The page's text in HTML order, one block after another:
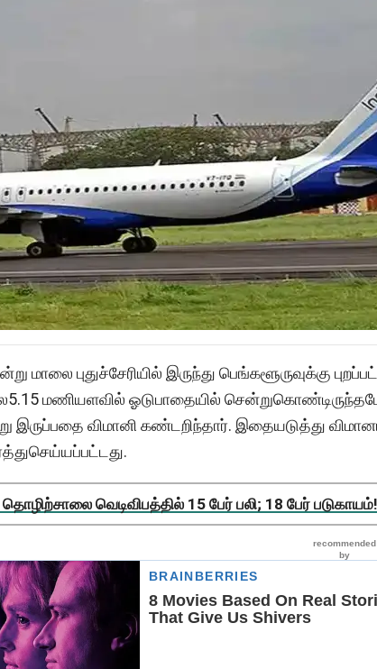
புதுச்சேரியில் இருந்து பெங்களூருவுக்கு
மணியளவில் ஓடுபாதையில்
இருப்பதை விமானி கண்டறிந்தார். இதையடுத்து
தொழிற்சாலை வெடிவிபத்தில் 15 பேர் பலி; 18 பேர் படுகாயம்!